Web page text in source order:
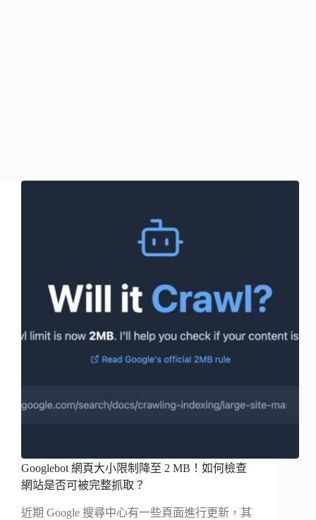
Googlebot 網頁大小限制降至 2 MB！如何檢查
網站是否可被完整抓取？
近期 Google 搜尋中心有一些頁面進行更新，其